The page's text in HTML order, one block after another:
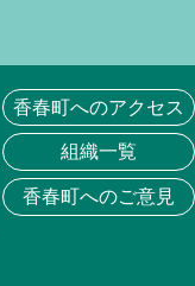
香春町へのアクセス
組織一覧
香春町へのご意見